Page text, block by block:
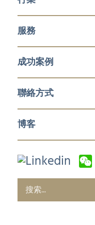
機械及工業產品
鋁擠壓與加工
航空
建築產品
發電
化工與石化
食品技術
新能源
石油與天然氣
日化用品包裝
製藥
塑料和橡膠加工與實
冬季運動
醫療
消費品
服務
企業對企業 (B2B)
企業對消費者 (B2C)
企業服務
成功案例
銷售與市場
零售與批發
電子商務及數字化營銷
售後服務及培訓
採購及質量管控
企業服務
聯絡方式
博客